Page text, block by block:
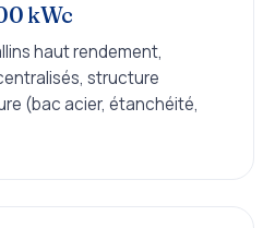
kWc
haut rendement,
structure
(bac acier, étanchéité,